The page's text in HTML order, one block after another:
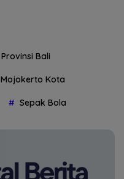
Provinsi Bali
Mojokerto Kota
Sepak Bola